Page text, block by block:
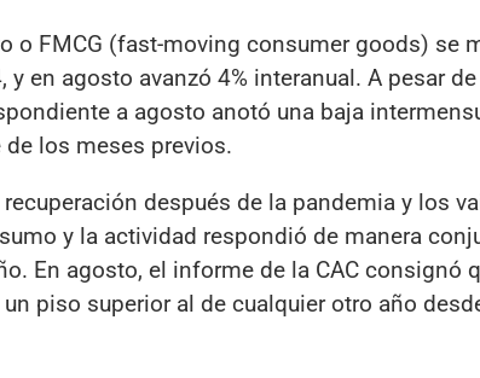
o FMCG (fast-moving consumer goods) se
en agosto avanzó 4% interanual. A pesar
a agosto anotó una baja
los meses previos.
después de la pandemia y los
y la actividad respondió de manera
En agosto, el informe de la CAC consignó
piso superior al de cualquier otro año